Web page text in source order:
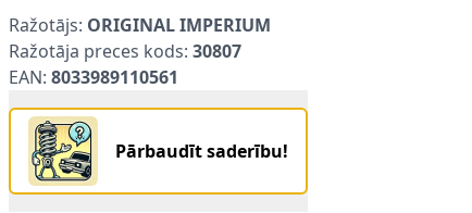
ORIGINAL IMPERIUM 30807 1
Ražotājs: ORIGINAL IMPERIUM
Ražotāja preces kods: 30807
EAN: 8033989110561
Pārbaudīt saderību!